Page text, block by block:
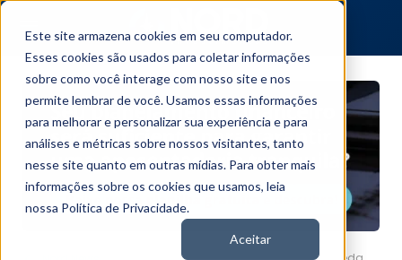
Este site armazena cookies em seu computador.
Esses cookies são usados para coletar informações
sobre como você interage com nosso site e nos
permite lembrar de você. Usamos essas informações
para melhorar e personalizar sua experiência e para
análises e métricas sobre nossos visitantes, tanto
nesse site quanto em outras mídias. Para obter mais
informações sobre os cookies que usamos, leia
nossa Política de Privacidade.
Aceitar